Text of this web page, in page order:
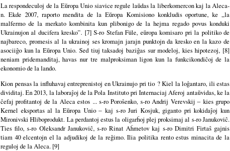
La respondeculoj de la Eŭropa Unio siavice regule laŭdas la liberkomercon kaj la Aleca-
n. Ekde 2007, raporto mendita de la Eŭropa Komisiono konkludis oportune, ke „la
malfermo de la merkato kombinita kun plibonigo de la hejma regado povus konduki
Ukrainujon al ducifera kresko”. [7] S-ro Stefan Füle, eŭropa komisaro pri la politiko de
najbareco, promesis al la ukrainoj ses kromajn jarajn punktojn da kresko en la kazo de
asociiĝo kun la Eŭropa Unio. Sed tiuj taksadoj baziĝas sur modeloj, kies hipotezoj, [8]
neniam pridemanditaj, havas nur tre malproksiman ligon kun la funkcikondiĉoj de la
ekonomio de la lando.
Kion pensas la influhavaj entreprenistoj en Ukrainujo pri tio ? Kiel la loĝantaro, ili estas
dividitaj. En 2013, la laboraĵoj de la Pola Instituto pri Internaciaj Aferoj antaŭvidas, ke la
ĉefaj profitantoj de la Aleca estos ... s-ro Poroŝenko, s-ro Andrij Verevskij ‒ kies grupo
Kernel eksportas al la Eŭropa Unio ‒ kaj s-ro Juri Kosjuk, giganto pri kokidaĵoj kun
Mironivski Hliboprodukt. La perdantoj estus la oligarĥoj plej proksimaj al s-ro Janukoviĉ.
Ties filo, s-ro Oleksandr Janukoviĉ, s-ro Rinat Aĥmetov kaj s-ro Dimitri Firtaŝ gajnis
tiam 40 elcentojn el la adjudikoj de la reĝimo. Ilia politika rento estus minacita de la
reguloj de la Aleca. [9]